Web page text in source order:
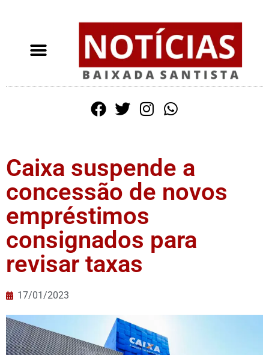
Caixa suspende a
concessão de novos
empréstimos
consignados para
revisar taxas
17/01/2023